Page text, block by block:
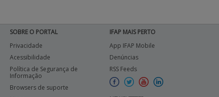
SOBRE O PORTAL
Privacidade
Acessibilidade
Política de Segurança de
Informação
Browsers de suporte
IFAP MAIS PERTO
App IFAP Mobile
Denúncias
RSS Feeds